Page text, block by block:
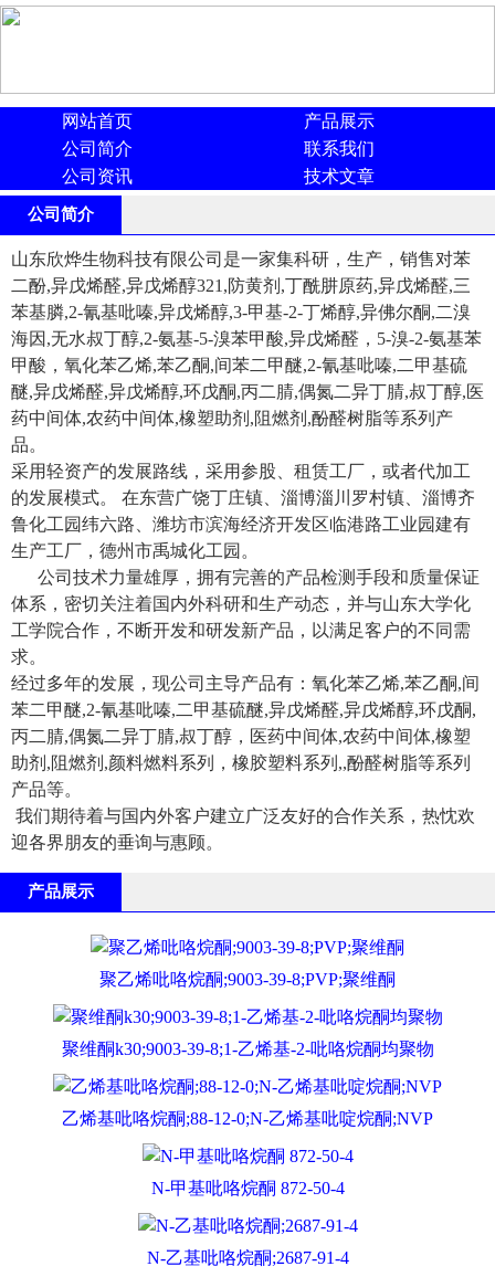
网站首页
产品展示
公司简介
联系我们
公司资讯
技术文章
公司简介
山东欣烨生物科技有限公司是一家集科研，生产，销售对苯
二酚,异戊烯醛,异戊烯醇321,防黄剂,丁酰肼原药,异戊烯醛,三
苯基膦,2-氰基吡嗪,异戊烯醇,3-甲基-2-丁烯醇,异佛尔酮,二溴
海因,无水叔丁醇,2-氨基-5-溴苯甲酸,异戊烯醛，5-溴-2-氨基苯
甲酸，氧化苯乙烯,苯乙酮,间苯二甲醚,2-氰基吡嗪,二甲基硫
醚,异戊烯醛,异戊烯醇,环戊酮,丙二腈,偶氮二异丁腈,叔丁醇,医
药中间体,农药中间体,橡塑助剂,阻燃剂,酚醛树脂等系列产
品。
采用轻资产的发展路线，采用参股、租赁工厂，或者代加工
的发展模式。 在东营广饶丁庄镇、淄博淄川罗村镇、淄博齐
鲁化工园纬六路、潍坊市滨海经济开发区临港路工业园建有
生产工厂，德州市禹城化工园。
公司技术力量雄厚，拥有完善的产品检测手段和质量保证
体系，密切关注着国内外科研和生产动态，并与山东大学化
工学院合作，不断开发和研发新产品，以满足客户的不同需
求。
经过多年的发展，现公司主导产品有：氧化苯乙烯,苯乙酮,间
苯二甲醚,2-氰基吡嗪,二甲基硫醚,异戊烯醛,异戊烯醇,环戊酮,
丙二腈,偶氮二异丁腈,叔丁醇，医药中间体,农药中间体,橡塑
助剂,阻燃剂,颜料燃料系列，橡胶塑料系列,,酚醛树脂等系列
产品等。
我们期待着与国内外客户建立广泛友好的合作关系，热忱欢
迎各界朋友的垂询与惠顾。
产品展示
聚乙烯吡咯烷酮;9003-39-8;PVP;聚维酮
聚维酮k30;9003-39-8;1-乙烯基-2-吡咯烷酮均聚物
乙烯基吡咯烷酮;88-12-0;N-乙烯基吡啶烷酮;NVP
N-甲基吡咯烷酮 872-50-4
N-乙基吡咯烷酮;2687-91-4